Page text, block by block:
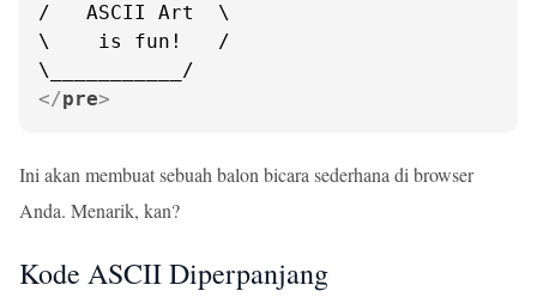
/   ASCII Art  \
\    is fun!   /
</pre>
Ini akan membuat sebuah balon bicara sederhana di browser
Anda. Menarik, kan?
Kode ASCII Diperpanjang